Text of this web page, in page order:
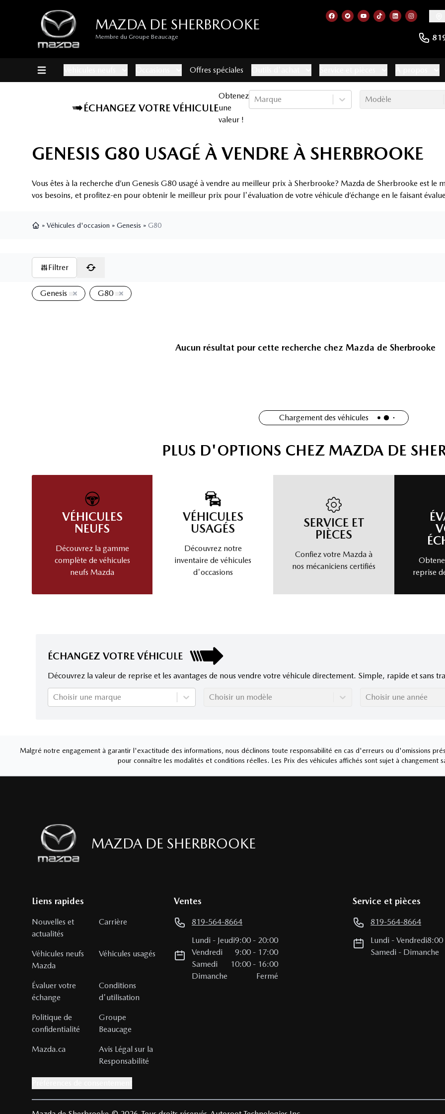
MAZDA DE SHERBROOKE
Membre du Groupe Beaucage
Lien vers notre page facebook
Lien vers notre compte
Lien vers notre chaîne
Lien vers notre
Lien versLien vers
Offres spéciales
ÉCHANGEZ VOTRE VÉHICULE
Obtenez
une
valeur !
Marque Modèle
GENESIS G80 USAGÉ À VENDRE À SHERBROOKE
Vous êtes à la recherche d’un Genesis G80 usagé à vendre au meilleur prix à Sherbrooke? Mazda de Sherbrooke est
vos besoins, et profitez-en pour obtenir le meilleur prix pour l'évaluation de votre véhicule d’échange en le faisant
» Véhicules d'occasion » Genesis » G80
Filtrer
Genesis G80
Aucun résultat pour cette recherche chez Mazda de Sherbrooke
Chargement des véhicules
PLUS D'OPTIONS CHEZ MAZDA DE
VÉHICULES
NEUFS
Découvrez la gamme
complète de véhicules
neufs Mazda
VÉHICULES
USAGÉS
Découvrez notre
inventaire de véhicules
d'occasions
SERVICE ET
PIÈCES
Confiez votre Mazda à
nos mécaniciens certifiés
reprise
ÉCHANGEZ VOTRE VÉHICULE
Découvrez la valeur de reprise et les avantages de nous vendre votre véhicule directement. Simple, rapide et sans
Choisir une marque Choisir un modèle Choisir une année
Malgré notre engagement à garantir l'exactitude des informations, nous déclinons toute responsabilité en cas d'erreurs ou d'omissions
pour connaître les modalités et conditions réelles. Les Prix des véhicules affichés sont sujet à changement
MAZDA DE SHERBROOKE
Liens rapides
Nouvelles et
actualités
Carrière
Véhicules neufs
Mazda
Véhicules usagés
Évaluer votre
échange
Conditions
d'utilisation
Politique de
confidentialité
Groupe
Beaucage
Mazda.ca
Avis Légal sur la
Responsabilité
Ventes
819-564-8664
Lundi - Jeudi9:00 - 20:00
Vendredi
9:00 - 17:00
Samedi
10:00 - 16:00
Dimanche
Fermé
Service et pièces
819-564-8664
Lundi -Vendredi8:00
Samedi - Dimanche